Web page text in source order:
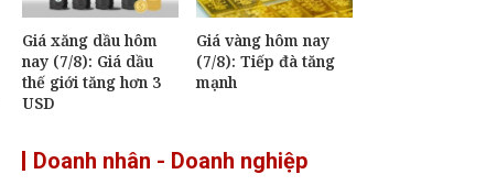
Giá xăng dầu hôm
nay (7/8): Giá dầu
thế giới tăng hơn 3
USD
Giá vàng hôm nay
(7/8): Tiếp đà tăng
mạnh
Doanh nhân - Doanh nghiệp